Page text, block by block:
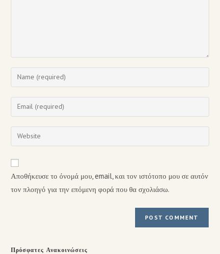
Αποθήκευσε το όνομά μου, email, και τον ιστότοπο μου σε αυτόν
τον πλοηγό για την επόμενη φορά που θα σχολιάσω.
Πρόσφατες Ανακοινώσεις